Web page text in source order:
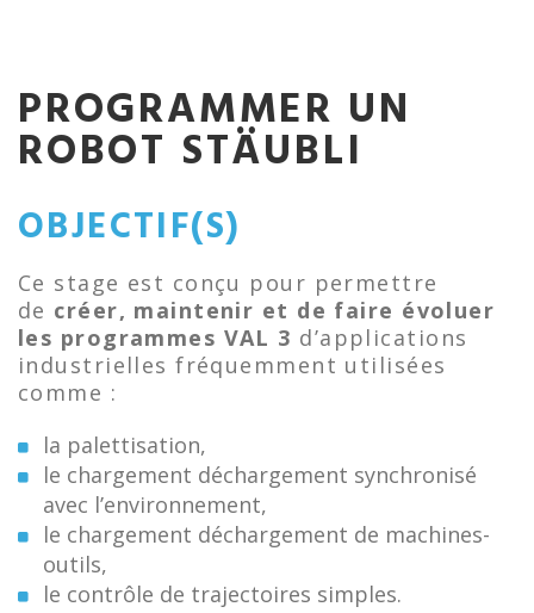
PROGRAMMER UN
ROBOT STÄUBLI
OBJECTIF(S)
Ce stage est conçu pour permettre
de créer, maintenir et de faire évoluer
les programmes VAL 3 d’applications
industrielles fréquemment utilisées
comme :
la palettisation,
le chargement déchargement synchronisé
avec l’environnement,
le chargement déchargement de machines-
outils,
le contrôle de trajectoires simples.